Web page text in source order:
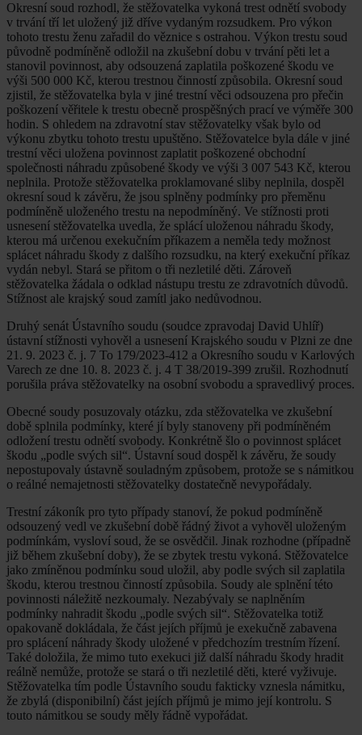
Okresní soud rozhodl, že stěžovatelka vykoná trest odnětí svobody
v trvání tří let uložený již dříve vydaným rozsudkem. Pro výkon
tohoto trestu ženu zařadil do věznice s ostrahou. Výkon trestu soud
původně podmíněně odložil na zkušební dobu v trvání pěti let a
stanovil povinnost, aby odsouzená zaplatila poškozené škodu ve
výši 500 000 Kč, kterou trestnou činností způsobila. Okresní soud
zjistil, že stěžovatelka byla v jiné trestní věci odsouzena pro přečin
poškození věřitele k trestu obecně prospěšných prací ve výměře 300
hodin. S ohledem na zdravotní stav stěžovatelky však bylo od
výkonu zbytku tohoto trestu upuštěno. Stěžovatelce byla dále v jiné
trestní věci uložena povinnost zaplatit poškozené obchodní
společnosti náhradu způsobené škody ve výši 3 007 543 Kč, kterou
neplnila. Protože stěžovatelka proklamované sliby neplnila, dospěl
okresní soud k závěru, že jsou splněny podmínky pro přeměnu
podmíněně uloženého trestu na nepodmíněný. Ve stížnosti proti
usnesení stěžovatelka uvedla, že splácí uloženou náhradu škody,
kterou má určenou exekučním příkazem a neměla tedy možnost
splácet náhradu škody z dalšího rozsudku, na který exekuční příkaz
vydán nebyl. Stará se přitom o tři nezletilé děti. Zároveň
stěžovatelka žádala o odklad nástupu trestu ze zdravotních důvodů.
Stížnost ale krajský soud zamítl jako nedůvodnou.
Druhý senát Ústavního soudu (soudce zpravodaj David Uhlíř)
ústavní stížnosti vyhověl a usnesení Krajského soudu v Plzni ze dne
21. 9. 2023 č. j. 7 To 179/2023-412 a Okresního soudu v Karlových
Varech ze dne 10. 8. 2023 č. j. 4 T 38/2019-399 zrušil. Rozhodnutí
porušila práva stěžovatelky na osobní svobodu a spravedlivý proces.
Obecné soudy posuzovaly otázku, zda stěžovatelka ve zkušební
době splnila podmínky, které jí byly stanoveny při podmíněném
odložení trestu odnětí svobody. Konkrétně šlo o povinnost splácet
škodu „podle svých sil“. Ústavní soud dospěl k závěru, že soudy
nepostupovaly ústavně souladným způsobem, protože se s námitkou
o reálné nemajetnosti stěžovatelky dostatečně nevypořádaly.
Trestní zákoník pro tyto případy stanoví, že pokud podmíněně
odsouzený vedl ve zkušební době řádný život a vyhověl uloženým
podmínkám, vysloví soud, že se osvědčil. Jinak rozhodne (případně
již během zkušební doby), že se zbytek trestu vykoná. Stěžovatelce
jako zmíněnou podmínku soud uložil, aby podle svých sil zaplatila
škodu, kterou trestnou činností způsobila. Soudy ale splnění této
povinnosti náležitě nezkoumaly. Nezabývaly se naplněním
podmínky nahradit škodu „podle svých sil“. Stěžovatelka totiž
opakovaně dokládala, že část jejích příjmů je exekučně zabavena
pro splácení náhrady škody uložené v předchozím trestním řízení.
Také doložila, že mimo tuto exekuci již další náhradu škody hradit
reálně nemůže, protože se stará o tři nezletilé děti, které vyživuje.
Stěžovatelka tím podle Ústavního soudu fakticky vznesla námitku,
že zbylá (disponibilní) část jejích příjmů je mimo její kontrolu. S
touto námitkou se soudy měly řádně vypořádat.